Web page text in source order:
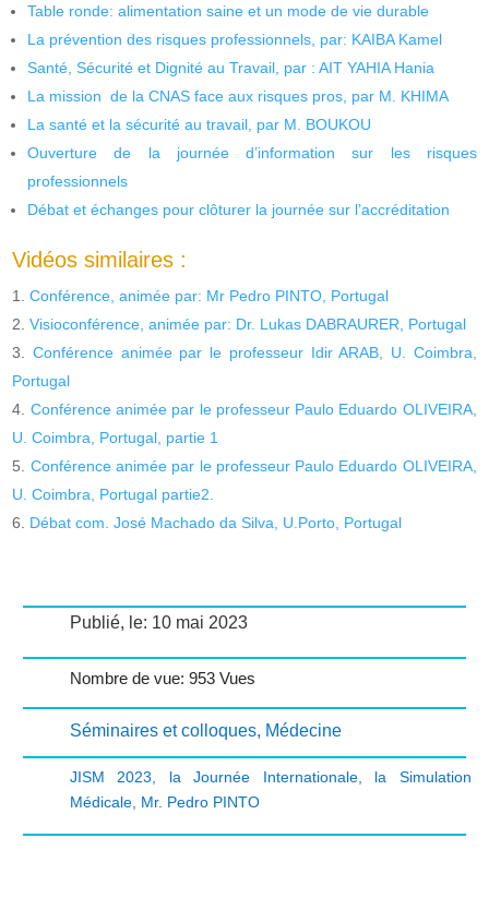
Table ronde: alimentation saine et un mode de vie durable
La prévention des risques professionnels, par: KAIBA Kamel
Santé, Sécurité et Dignité au Travail, par : AIT YAHIA Hania
La mission de la CNAS face aux risques pros, par M. KHIMA
La santé et la sécurité au travail, par M. BOUKOU
Ouverture de la journée d’information sur les risques
professionnels
Débat et échanges pour clôturer la journée sur l’accréditation
Vidéos similaires :
Conférence, animée par: Mr Pedro PINTO, Portugal
Visioconférence, animée par: Dr. Lukas DABRAURER, Portugal
Conférence animée par le professeur Idir ARAB, U. Coimbra,
Portugal
Conférence animée par le professeur Paulo Eduardo OLIVEIRA,
U. Coimbra, Portugal, partie 1
Conférence animée par le professeur Paulo Eduardo OLIVEIRA,
U. Coimbra, Portugal partie2.
Débat com. José Machado da Silva, U.Porto, Portugal
Publié, le: 10 mai 2023
Nombre de vue: 953 Vues
Séminaires et colloques, Médecine
JISM 2023 la Journée Internationale, la Simulation
Médicale, Mr. Pedro PINTO